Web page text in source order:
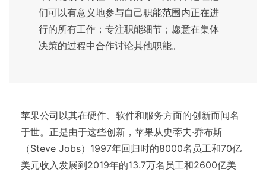
们可以有意义地参与自己职能范围内正在进
行的所有工作；专注职能细节；愿意在集体
决策的过程中合作讨论其他职能。
苹果公司以其在硬件、软件和服务方面的创新而闻名
于世。正是由于这些创新，苹果从史蒂夫·乔布斯
（Steve Jobs）1997年回归时的8000名员工和70亿
美元收入发展到2019年的13.7万名员工和2600亿美